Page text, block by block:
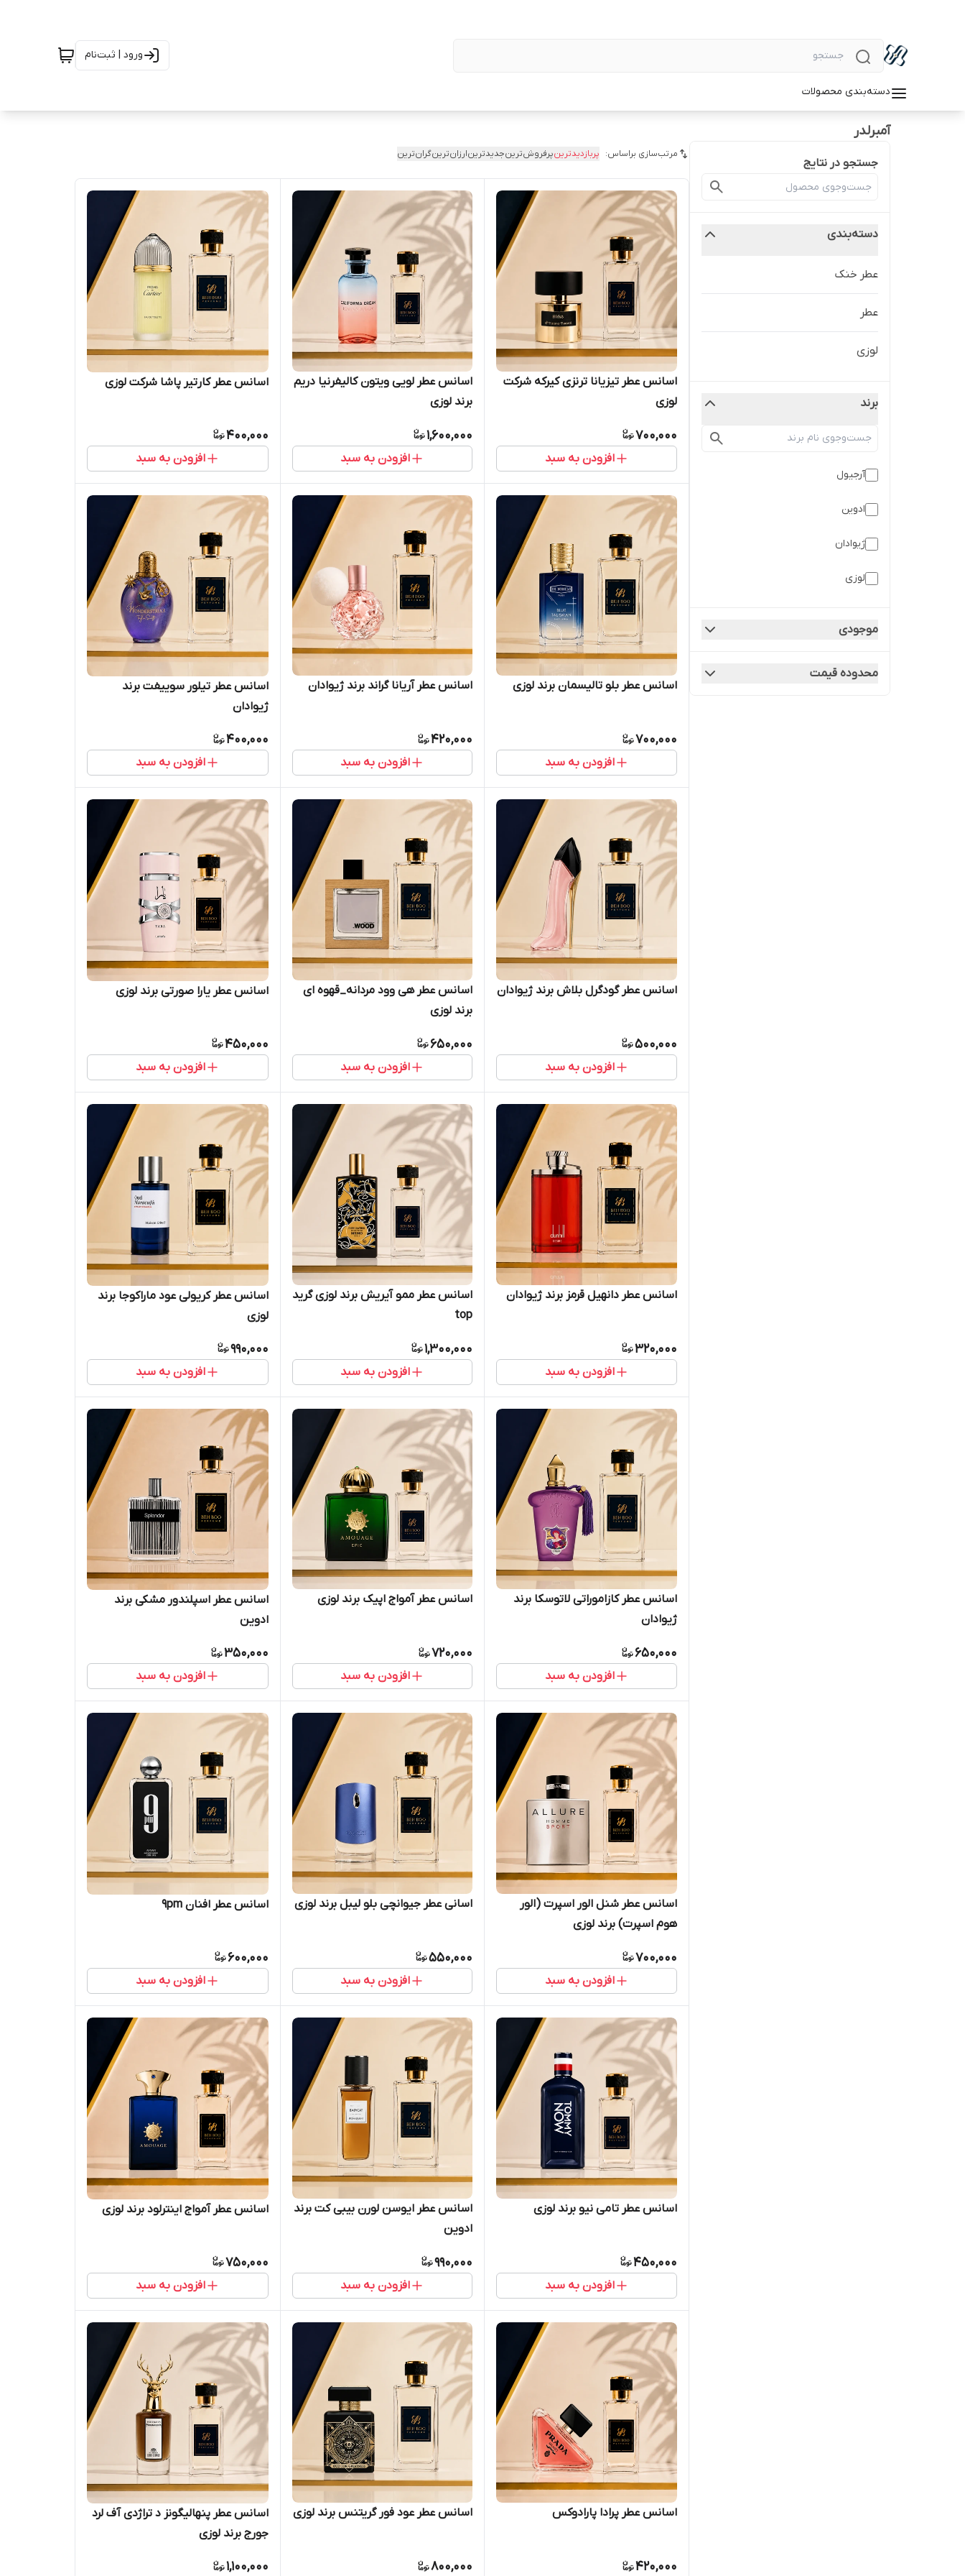
ورود | ثبت‌نام
دسته‌بندی محصولات
آمبرلدر
جستجو در نتایج
دسته‌بندی
عطر خنک
عطر
لوزی
برند
آرجیول
ادوین
ژیوادان
لوزی
موجودی
محدوده قیمت
مرتب‌سازی براساس: پربازدیدترینپرفروش‌ترینجدیدترینارزان‌ترینگران‌ترین
اسانس عطر تیزیانا ترنزی کیرکه شرکت
لوزی
700,000
افزودن به سبد
اسانس عطر لویی ویتون کالیفرنیا دریم
برند لوزی
1,600,000
افزودن به سبد
اسانس عطر کارتیر پاشا شرکت لوزی
400,000
افزودن به سبد
اسانس عطر بلو تالیسمان برند لوزی
700,000
افزودن به سبد
اسانس عطر آریانا گراند برند ژیوادان
420,000
افزودن به سبد
اسانس عطر تیلور سوییفت برند
ژیوادان
400,000
افزودن به سبد
اسانس عطر گودگرل بلاش برند ژیوادان
500,000
افزودن به سبد
اسانس عطر هی وود مردانه_قهوه ای
برند لوزی
650,000
افزودن به سبد
اسانس عطر یارا صورتی برند لوزی
450,000
افزودن به سبد
اسانس عطر دانهیل قرمز برند ژیوادان
320,000
افزودن به سبد
اسانس عطر ممو آیریش برند لوزی گرید
top
1,300,000
افزودن به سبد
اسانس عطر کریولی عود ماراکوجا برند
لوزی
990,000
افزودن به سبد
اسانس عطر کازاموراتی لاتوسکا برند
ژیوادان
650,000
افزودن به سبد
اسانس عطر آمواج اپیک برند لوزی
720,000
افزودن به سبد
اسانس عطر اسپلندور مشکی برند
ادوین
350,000
افزودن به سبد
اسانس عطر شنل الور اسپرت (الور
هوم اسپرت) برند لوزی
700,000
افزودن به سبد
اسانی عطر جیوانچی بلو لیبل برند لوزی
550,000
افزودن به سبد
اسانس عطر افنان 9pm
600,000
افزودن به سبد
اسانس عطر تامی نیو برند لوزی
450,000
افزودن به سبد
اسانس عطر ایوسن لورن بیبی کت برند
ادوین
990,000
افزودن به سبد
اسانس عطر آمواج اینترلود برند لوزی
750,000
افزودن به سبد
اسانس عطر پرادا پارادوکس
420,000
اسانس عطر عود فور گریتنس برند لوزی
800,000
اسانس عطر پنهالیگونز د تراژدی آف لرد
جورج برند لوزی
1,100,000